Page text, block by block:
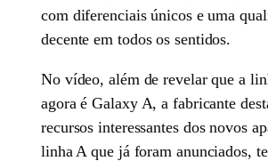
com diferenciais únicos e uma
decente em todos os sentidos.
No vídeo, além de revelar que a
agora é Galaxy A, a fabricante
recursos interessantes dos novos
linha A que já foram anunciados,